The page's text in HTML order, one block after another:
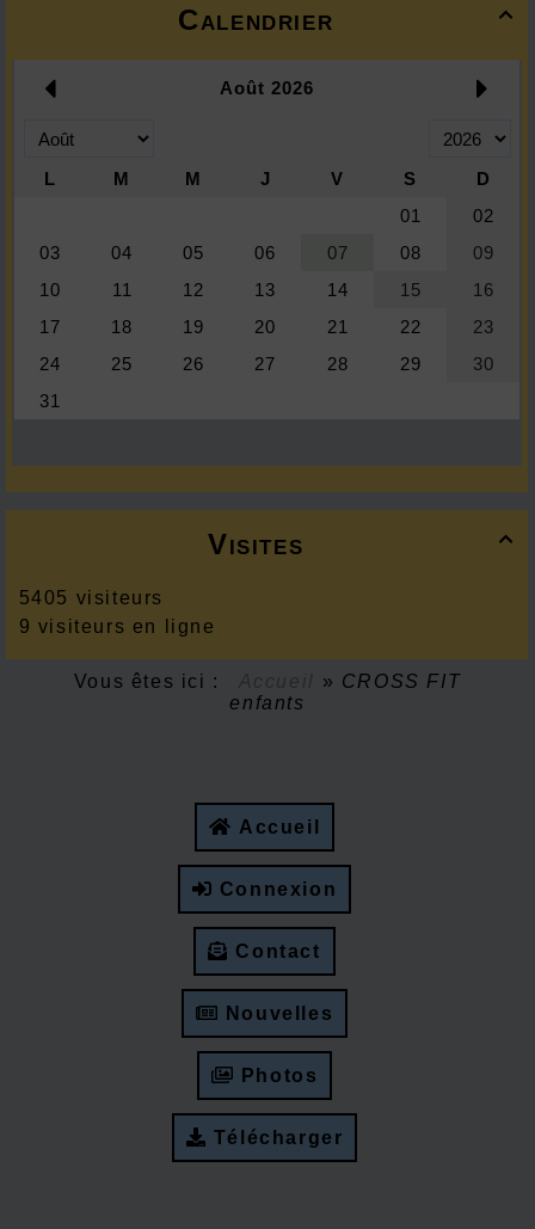

Calendrier

Visites
5405 visiteurs
9 visiteurs en ligne
Vous êtes ici : » CROSS FIT
enfants
Accueil
Connexion
Contact
Nouvelles
Photos
Télécharger